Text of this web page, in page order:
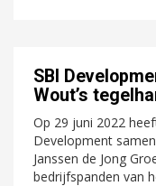
SBI
Wout’s
Op 29 juni 2022
Development
Janssen de Jong
bedrijfspanden van